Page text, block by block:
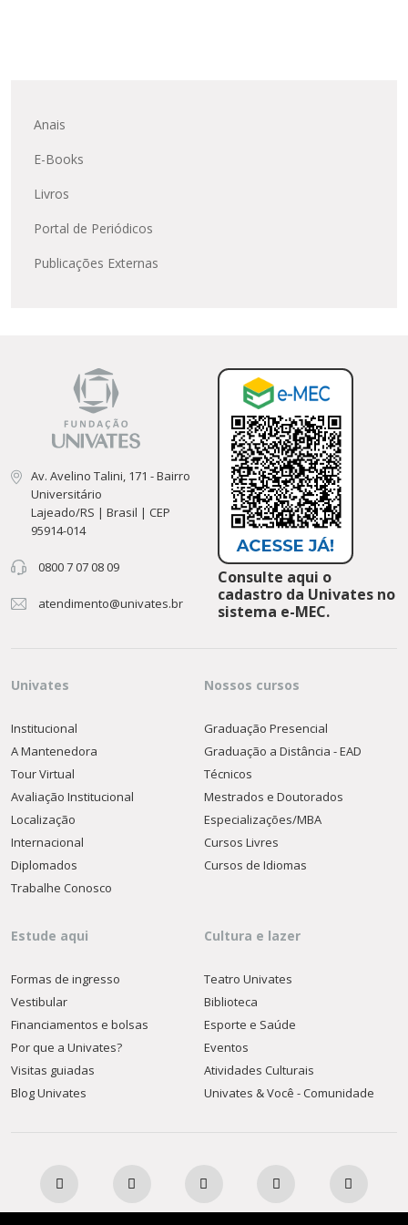
Anais
E-Books
Livros
Portal de Periódicos
Publicações Externas
Av. Avelino Talini, 171 - Bairro
Universitário
Lajeado/RS | Brasil | CEP
95914-014
0800 7 07 08 09
atendimento@univates.br
Consulte aqui o
cadastro da Univates no
sistema e-MEC.
Univates
Institucional
A Mantenedora
Tour Virtual
Avaliação Institucional
Localização
Internacional
Diplomados
Trabalhe Conosco
Nossos cursos
Graduação Presencial
Graduação a Distância - EAD
Técnicos
Mestrados e Doutorados
Especializações/MBA
Cursos Livres
Cursos de Idiomas
Estude aqui
Formas de ingresso
Vestibular
Financiamentos e bolsas
Por que a Univates?
Visitas guiadas
Blog Univates
Cultura e lazer
Teatro Univates
Biblioteca
Esporte e Saúde
Eventos
Atividades Culturais
Univates & Você - Comunidade